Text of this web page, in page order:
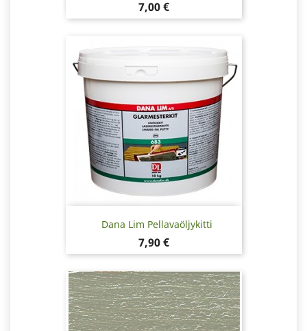
Hinta
7,00 €
Dana Lim Pellavaöljykitti
Hinta
7,90 €